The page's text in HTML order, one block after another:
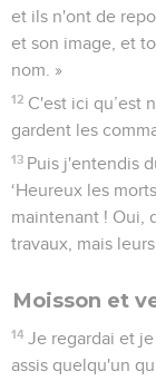
et ils n'ont de
et son image, et
nom. »
12 C'est ici qu’est
gardent les
13 Puis j'entendis
‘Heureux les
maintenant ! Oui,
travaux, mais
Moisson et
14 Je regardai et
assis quelqu'un